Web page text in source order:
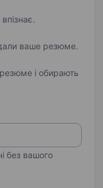
ваше резюме.
і обирають
без вашого